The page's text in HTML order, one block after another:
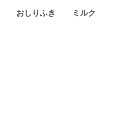
おしりふき ミルク